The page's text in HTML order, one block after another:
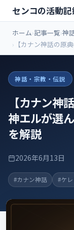
センコの活動
ホーム 記事一覧 神
【カナン神話の原
事詩 ― 神エルが選
神話・宗教・伝説
【カナン
神エルが選
を解説
2026年6月13日
#カナン神話 #ケレ